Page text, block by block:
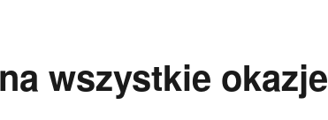
wszystkie okazje